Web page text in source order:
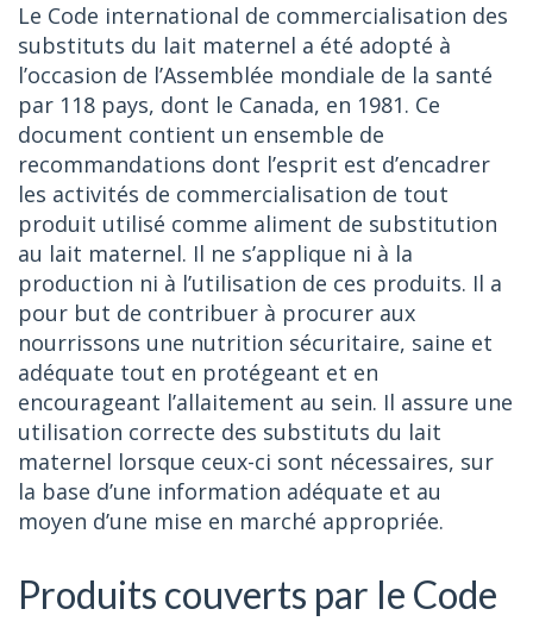
Le Code international de commercialisation des
substituts du lait maternel a été adopté à
l’occasion de l’Assemblée mondiale de la santé
par 118 pays, dont le Canada, en 1981. Ce
document contient un ensemble de
recommandations dont l’esprit est d’encadrer
les activités de commercialisation de tout
produit utilisé comme aliment de substitution
au lait maternel. Il ne s’applique ni à la
production ni à l’utilisation de ces produits. Il a
pour but de contribuer à procurer aux
nourrissons une nutrition sécuritaire, saine et
adéquate tout en protégeant et en
encourageant l’allaitement au sein. Il assure une
utilisation correcte des substituts du lait
maternel lorsque ceux-ci sont nécessaires, sur
la base d’une information adéquate et au
moyen d’une mise en marché appropriée.
Produits couverts par le Code